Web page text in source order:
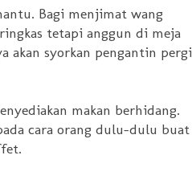
Bagi menjimat wang
tetapi anggun di meja
akan syorkan pengantin pergi
makan berhidang.
cara orang dulu-dulu buat